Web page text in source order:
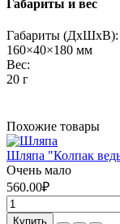
Габариты и вес
Габариты (ДхШхВ):
160×40×180 мм
Вес:
20 г
Похожие товары
Шляпа "Колпак
Очень мало
560.00₽
Купить